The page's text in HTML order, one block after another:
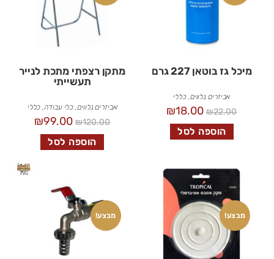
מיכל גז בוטאן 227 גרם
אביזרים נלווים ,כללי
₪22.00
₪18.00
הוספה לסל
מתקן רצפתי מתכת לנייר
תעשייתי
אביזרים נלווים, כלי עבודה, כללי
₪120.00
₪99.00
הוספה לסל
מבצע! מבצע!